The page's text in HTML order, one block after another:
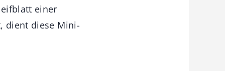
einer
dient diese Mini-